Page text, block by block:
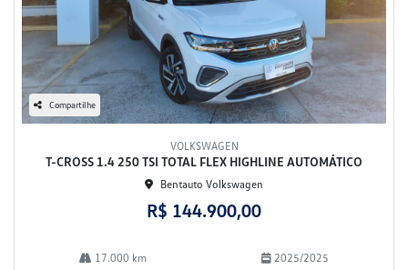
Compartilhe
VOLKSWAGEN
T-CROSS 1.4 250 TSI TOTAL FLEX HIGHLINE AUTOMÁTICO
Bentauto Volkswagen
R$ 144.900,00
17.000 km 2025/2025